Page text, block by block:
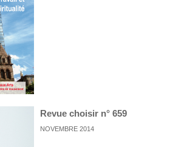
Revue choisir n° 659
NOVEMBRE 2014